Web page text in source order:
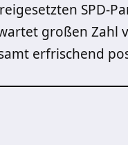
SPD-
großen Zahl
erfrischend